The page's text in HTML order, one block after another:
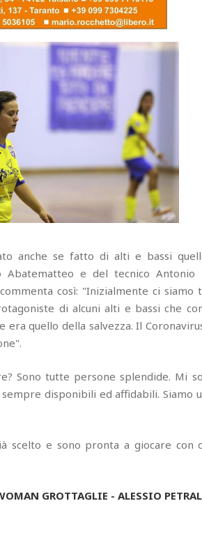
anche se fatto di alti e bassi
Abatematteo e del tecnico Antonio
così: "Inizialmente ci siamo
di alcuni alti e bassi che
era quello della salvezza. Il
Sono tutte persone splendide. Mi
disponibili ed affidabili. Siamo
scelto e sono pronta a giocare con
GROTTAGLIE - ALESSIO